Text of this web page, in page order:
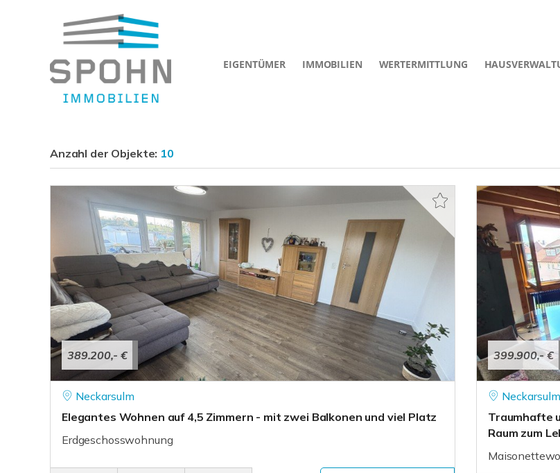
EIGENTÜMER IMMOBILIEN WERTERMITTLUNG
Anzahl der Objekte: 10
389.200,- €
Neckarsulm
Elegantes Wohnen auf 4,5 Zimmern - mit zwei Balkonen und viel Platz
Erdgeschosswohnung
399.900,- €
Neckarsulm
Traumhafte
Raum zum